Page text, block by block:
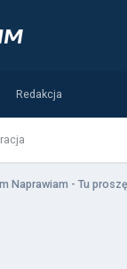
Redakcja
Naprawiam - Tu